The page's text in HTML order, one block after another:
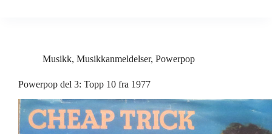
Musikk, Musikkanmeldelser, Powerpop
Powerpop del 3: Topp 10 fra 1977